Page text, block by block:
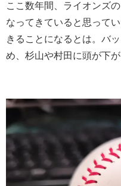
ここ数年間、ライオンズ
なってきていると思って
きることになるとは。バ
め、杉山や村田に頭が下が